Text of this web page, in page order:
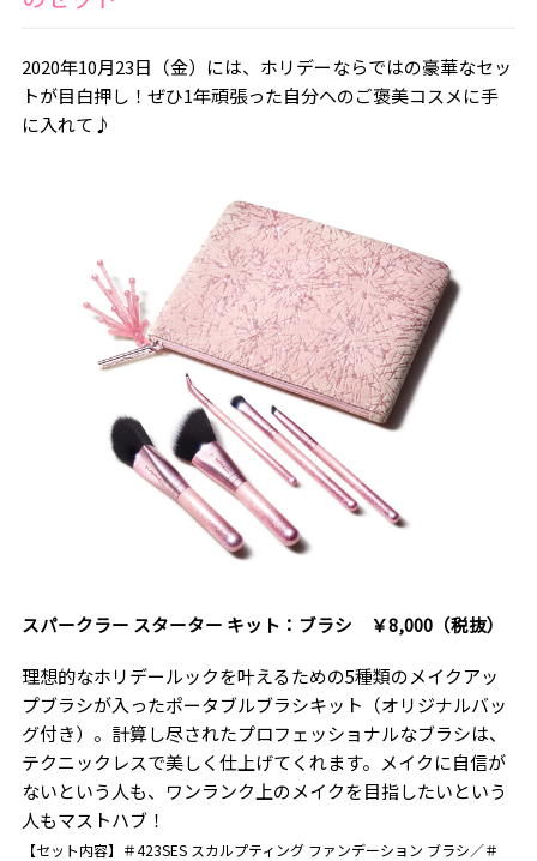
2020年10月23日（金）には、ホリデーならではの豪華なセッ
トが目白押し！ぜひ1年頑張った自分へのご褒美コスメに手
に入れて♪
スパークラー スターター キット：ブラシ ￥8,000（税抜）
理想的なホリデールックを叶えるための5種類のメイクアッ
プブラシが入ったポータブルブラシキット（オリジナルバッ
グ付き）。計算し尽されたプロフェッショナルなブラシは、
テクニックレスで美しく仕上げてくれます。メイクに自信が
ないという人も、ワンランク上のメイクを目指したいという
人もマストハブ！
【セット内容】＃423SES スカルプティング ファンデーション ブラシ／＃